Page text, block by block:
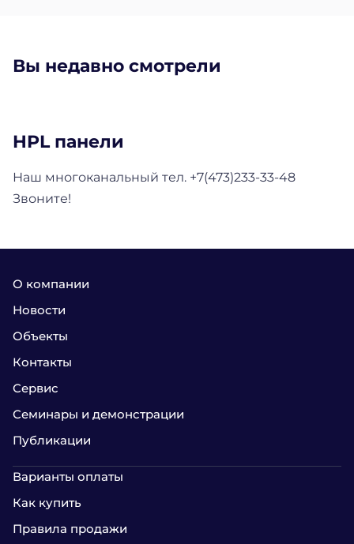
Вы недавно смотрели
HPL панели
Наш многоканальный тел. +7(473)233-33-48
Звоните!
О компании
Новости
Объекты
Контакты
Сервис
Семинары и демонстрации
Публикации
Варианты оплаты
Как купить
Правила продажи